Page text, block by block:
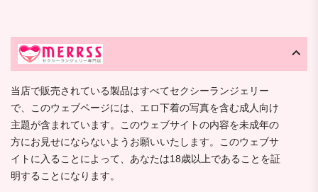
当店で販売されている製品はすべてセクシーランジェリー
で、このウェブページには、エロ下着の写真を含む成人向け
主題が含まれています。このウェブサイトの内容を未成年の
方にお見せにならないようお願いいたします。このウェブサ
イトに入ることによって、あなたは18歳以上であることを証
明することになります。